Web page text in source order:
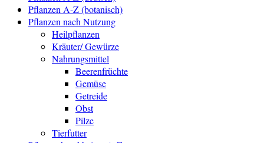
Pflanzen A-Z (botanisch)
Pflanzen nach Nutzung
Heilpflanzen
Kräuter/ Gewürze
Nahrungsmittel
Beerenfrüchte
Gemüse
Getreide
Obst
Pilze
Tierfutter